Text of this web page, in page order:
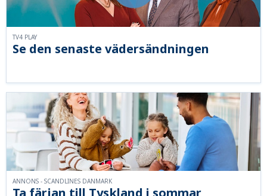
Se den senaste vädersändningen
TV4 PLAY
ANNONS - SCANDLINES DANMARK